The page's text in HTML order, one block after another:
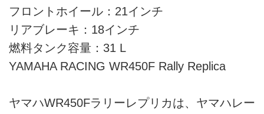
フロントホイール：21インチ
リアブレーキ：18インチ
燃料タンク容量：31 L
YAMAHA RACING WR450F Rally Replica
ヤマハWR450Fラリーレプリカは、ヤマハレー